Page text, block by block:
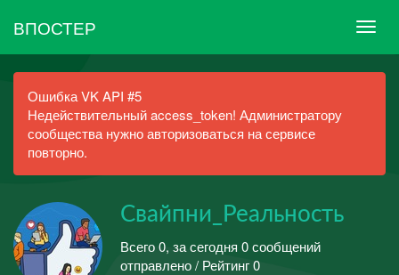
ВПОСТЕР
Ошибка VK API #5
Недействительный access_token! Администратору
сообщества нужно авторизоваться на сервисе
повторно.
Свайпни_Реальность
Всего 0, за сегодня 0 сообщений
отправлено / Рейтинг 0